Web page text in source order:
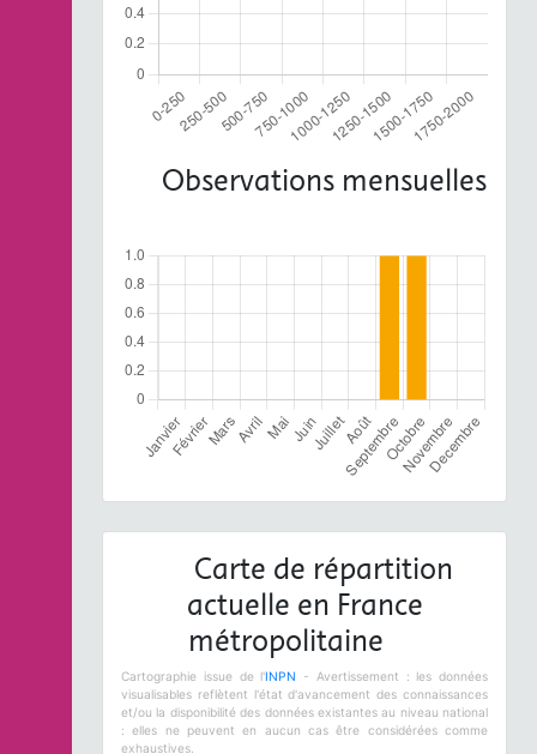
Observations mensuelles
Carte de répartition
actuelle en France
métropolitaine
Cartographie issue de l'INPN
- Avertissement : les données
visualisables reflètent l'état d'avancement des connaissances
et/ou la disponibilité des données existantes au niveau national
: elles ne peuvent en aucun cas être considérées comme
exhaustives.